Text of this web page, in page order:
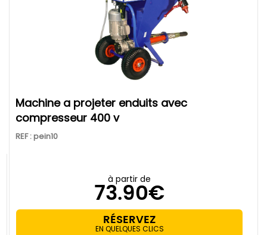
machine a projeter enduits avec
compresseur 400 v
REF : pein10
à partir de
73.90€
RÉSERVEZ
EN QUELQUES CLICS